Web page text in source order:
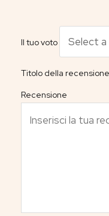
Il tuo voto
Titolo della recensione
Recensione